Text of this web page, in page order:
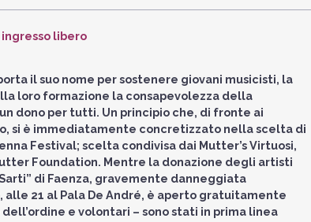
libero
il suo nome per sostenere giovani musicisti, la
loro formazione la consapevolezza della
dono per tutti. Un principio che, di fronte ai
si è immediatamente concretizzato nella scelta di
Festival; scelta condivisa dai Mutter’s Virtuosi,
Foundation. Mentre la donazione degli artisti
di Faenza, gravemente danneggiata
21 al Pala De André, è aperto gratuitamente
e volontari – sono stati in prima linea